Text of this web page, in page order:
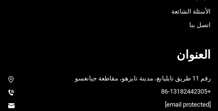
الأسئلة الشائعة
اتصل بنا
العنوان
رقم 11 طريق تايليانغ، مدينة تايزهو، مقاطعة جيانغسو
+86-13182442305